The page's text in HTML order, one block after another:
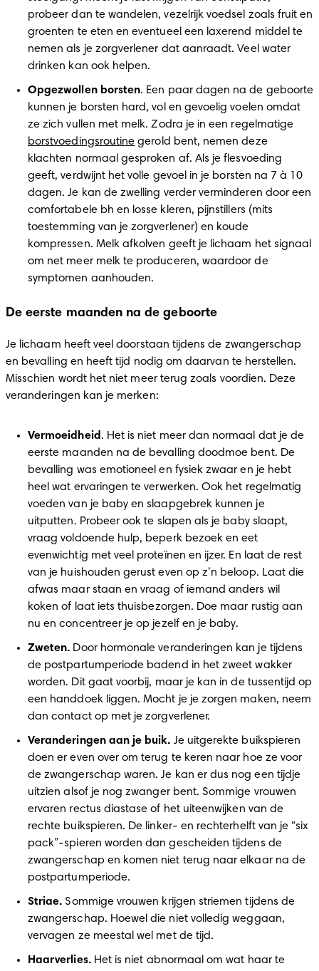
probeer dan te wandelen, vezelrijk voedsel zoals fruit en
groenten te eten en eventueel een laxerend middel te
nemen als je zorgverlener dat aanraadt. Veel water
drinken kan ook helpen.
Opgezwollen borsten. Een paar dagen na de geboorte
kunnen je borsten hard, vol en gevoelig voelen omdat
borstvoedingsroutine gerold bent, nemen deze
klachten normaal gesproken af. Als je flesvoeding
geeft, verdwijnt het volle gevoel in je borsten na 7 à 10
dagen. Je kan de zwelling verder verminderen door een
comfortabele bh en losse kleren, pijnstillers (mits
toestemming van je zorgverlener) en koude
kompressen. Melk afkolven geeft je lichaam het signaal
om net meer melk te produceren, waardoor de
symptomen aanhouden.
De eerste maanden na de geboorte
Je lichaam heeft veel doorstaan tijdens de zwangerschap
en bevalling en heeft tijd nodig om daarvan te herstellen.
Misschien wordt het niet meer terug zoals voordien. Deze
veranderingen kan je merken:
Vermoeidheid . Het is niet meer dan normaal dat je de
eerste maanden na de bevalling doodmoe bent. De
bevalling was emotioneel en fysiek zwaar en je hebt
heel wat ervaringen te verwerken. Ook het regelmatig
voeden van je baby en slaapgebrek kunnen je
uitputten. Probeer ook te slapen als je baby slaapt,
vraag voldoende hulp, beperk bezoek en eet
evenwichtig met veel proteïnen en ijzer. En laat de rest
van je huishouden gerust even op z’n beloop. Laat die
afwas maar staan en vraag of iemand anders wil
koken of laat iets thuisbezorgen. Doe maar rustig aan
nu en concentreer je op jezelf en je baby.
Zweten. Door hormonale veranderingen kan je tijdens
de postpartumperiode badend in het zweet wakker
worden. Dit gaat voorbij, maar je kan in de tussentijd op
een handdoek liggen. Mocht je je zorgen maken, neem
dan contact op met je zorgverlener.
Veranderingen aan je buik. Je uitgerekte buikspieren
doen er even over om terug te keren naar hoe ze voor
de zwangerschap waren. Je kan er dus nog een tijdje
uitzien alsof je nog zwanger bent. Sommige vrouwen
ervaren rectus diastase of het uiteenwijken van de
rechte buikspieren. De linker- en rechterhelft van je “six
pack”-spieren worden dan gescheiden tijdens de
zwangerschap en komen niet terug naar elkaar na de
postpartumperiode.
Striae. Sommige vrouwen krijgen striemen tijdens de
zwangerschap. Hoewel die niet volledig weggaan,
vervagen ze meestal wel met de tijd.
Haarverlies. Het is niet abnormaal om wat haar te